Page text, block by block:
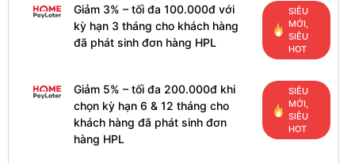
Giảm 3% – tối đa 100.000đ với
kỳ hạn 3 tháng cho khách hàng
đã phát sinh đơn hàng HPL
SIÊU
MỚI,
SIÊU
HOT
Giảm 5% – tối đa 200.000đ khi
chọn kỳ hạn 6 & 12 tháng cho
khách hàng đã phát sinh đơn
hàng HPL
SIÊU
MỚI,
SIÊU
HOT